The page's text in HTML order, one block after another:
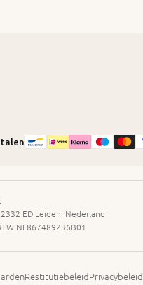
ED Leiden, Nederland
NL867489236B01
RestitutiebeleidPrivacybeleid